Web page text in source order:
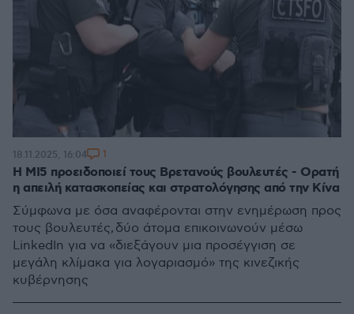
Η MI5 προειδοποιεί τους Βρετανούς βουλευτές - Ορατή
η απειλή κατασκοπείας και στρατολόγησης από την Κίνα
Σύμφωνα με όσα αναφέρονται στην ενημέρωση προς
τους βουλευτές, δύο άτομα επικοινωνούν μέσω
LinkedIn για να «διεξάγουν μια προσέγγιση σε
μεγάλη κλίμακα για λογαριασμό» της κινεζικής
κυβέρνησης
18.11.2025, 16:04 1